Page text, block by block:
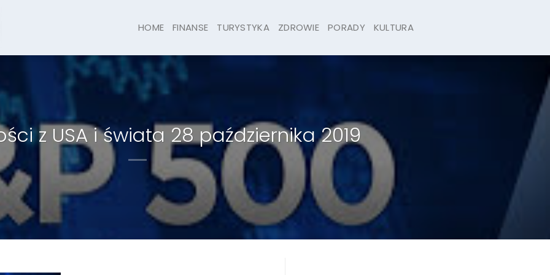
HOME FINANSE TURYSTYKA ZDROWIE PORADY KULTURA
z USA i świata 28 października 2019